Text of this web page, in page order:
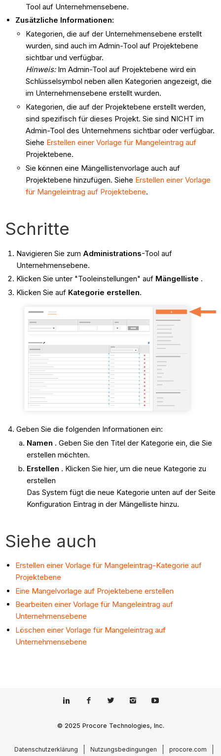
Tool auf Unternehmensebene.
Zusätzliche Informationen:
Kategorien, die auf der Unternehmensebene erstellt
wurden, sind auch im Admin-Tool auf Projektebene
sichtbar und verfügbar.
Hinweis:Im Admin-Tool auf Projektebene wird ein
Schlüsselsymbol neben allen Kategorien angezeigt, die
im Unternehmensebene erstellt wurden.
Kategorien, die auf der Projektebene erstellt werden,
sind spezifisch für dieses Projekt. Sie sind NICHT im
Admin-Tool des Unternehmens sichtbar oder verfügbar.
Siehe Erstellen einer Vorlage für Mangeleintrag auf
Projektebene.
Sie können eine Mängellistenvorlage auch auf
Projektebene hinzufügen. Siehe Erstellen einer Vorlage
für Mangeleintrag auf Projektebene.
Schritte
Navigieren Sie zum Administrations-Tool auf
Unternehmensebene.
Klicken Sie unter "Tooleinstellungen" auf Mängelliste .
Klicken Sie auf Kategorie erstellen.
Geben Sie die folgenden Informationen ein:
Namen . Geben Sie den Titel der Kategorie ein, die Sie
erstellen möchten.
Erstellen . Klicken Sie hier, um die neue Kategorie zu
erstellen
Das System fügt die neue Kategorie unten auf der Seite
Konfiguration Eintrag in der Mängelliste hinzu.
Siehe auch
Erstellen einer Vorlage für Mangeleintrag-Kategorie auf
Projektebene
Eine Mangelvorlage auf Projektebene erstellen
Bearbeiten einer Vorlage für Mangeleintrag auf
Unternehmensebene
Löschen einer Vorlage für Mangeleintrag auf
Unternehmensebene
© 2025 Procore Technologies, Inc.
Datenschutzerklärung Nutzungsbedingungen
procore.com